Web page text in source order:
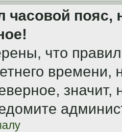
часовой пояс,
что
значит,